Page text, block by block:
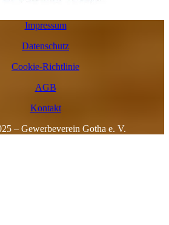
Impressum
Datenschutz
Cookie-Richtlinie
AGB
Kontakt
– Gewerbeverein Gotha e. V.